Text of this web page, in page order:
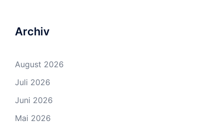
Archiv
August 2026
Juli 2026
Juni 2026
Mai 2026